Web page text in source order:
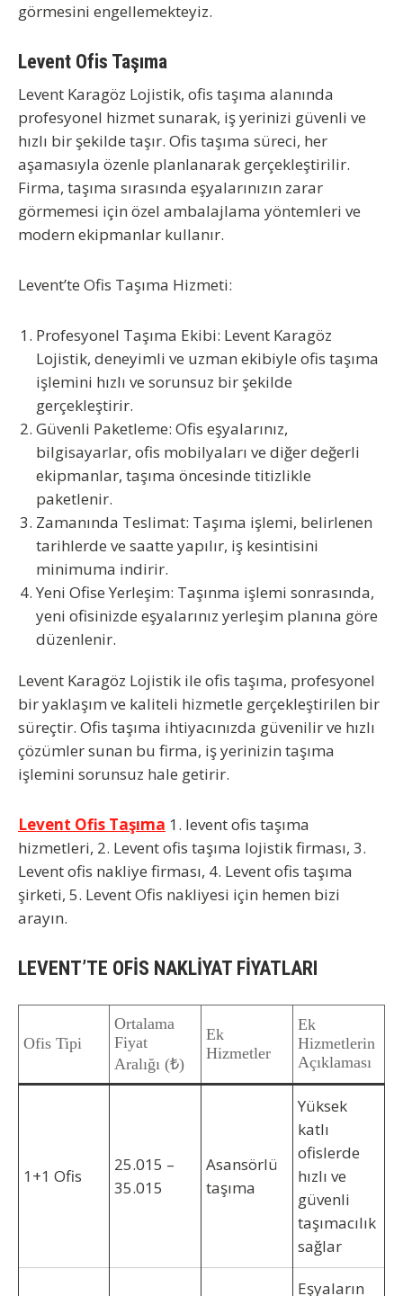
görmesini engellemekteyiz.
Levent Ofis Taşıma
Levent Karagöz Lojistik, ofis taşıma alanında
profesyonel hizmet sunarak, iş yerinizi güvenli ve
hızlı bir şekilde taşır. Ofis taşıma süreci, her
aşamasıyla özenle planlanarak gerçekleştirilir.
Firma, taşıma sırasında eşyalarınızın zarar
görmemesi için özel ambalajlama yöntemleri ve
modern ekipmanlar kullanır.
Levent’te Ofis Taşıma Hizmeti:
Profesyonel Taşıma Ekibi: Levent Karagöz
Lojistik, deneyimli ve uzman ekibiyle ofis taşıma
işlemini hızlı ve sorunsuz bir şekilde
gerçekleştirir.
Güvenli Paketleme: Ofis eşyalarınız,
bilgisayarlar, ofis mobilyaları ve diğer değerli
ekipmanlar, taşıma öncesinde titizlikle
paketlenir.
Zamanında Teslimat: Taşıma işlemi, belirlenen
tarihlerde ve saatte yapılır, iş kesintisini
minimuma indirir.
Yeni Ofise Yerleşim: Taşınma işlemi sonrasında,
yeni ofisinizde eşyalarınız yerleşim planına göre
düzenlenir.
Levent Karagöz Lojistik ile ofis taşıma, profesyonel
bir yaklaşım ve kaliteli hizmetle gerçekleştirilen bir
süreçtir. Ofis taşıma ihtiyacınızda güvenilir ve hızlı
çözümler sunan bu firma, iş yerinizin taşıma
işlemini sorunsuz hale getirir.
Levent Ofis Taşıma 1. levent ofis taşıma
hizmetleri, 2. Levent ofis taşıma lojistik firması, 3.
Levent ofis nakliye firması, 4. Levent ofis taşıma
şirketi, 5. Levent Ofis nakliyesi için hemen bizi
arayın.
LEVENT’TE OFİS NAKLİYAT FİYATLARI
Ofis Tipi
Ortalama
Fiyat
Aralığı (₺)
Ek
Hizmetler
Ek
Hizmetlerin
Açıklaması
1+1 Ofis
25.015 –
35.015
Asansörlü
taşıma
Yüksek
katlı
ofislerde
hızlı ve
güvenli
taşımacılık
sağlar
Eşyaların